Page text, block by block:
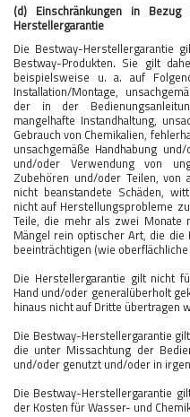
(d) Einschränkungen in
Herstellergarantie
Die Bestway-Herstellergarantie
Bestway-Produkten. Sie gilt
beispielsweise u. a. auf
Installation/Montage,
der in der
mangelhafte Instandhaltung,
Gebrauch von Chemikalien,
unsachgemäße Handhabung
und/oder Verwendung von
Zubehören und/oder Teilen,
nicht beanstandete Schäden,
nicht auf Herstellungsprobleme
Teile, die mehr als zwei Monate
Mängel rein optischer Art, die
beeinträchtigen (wie
Die Herstellergarantie gilt nicht
Hand und/oder generalüberholt
hinaus nicht auf Dritte übertragen
Die Bestway-Herstellergarantie
die unter Missachtung der
und/oder genutzt und/oder in
Die Bestway-Herstellergarantie
der Kosten für Wasser- und